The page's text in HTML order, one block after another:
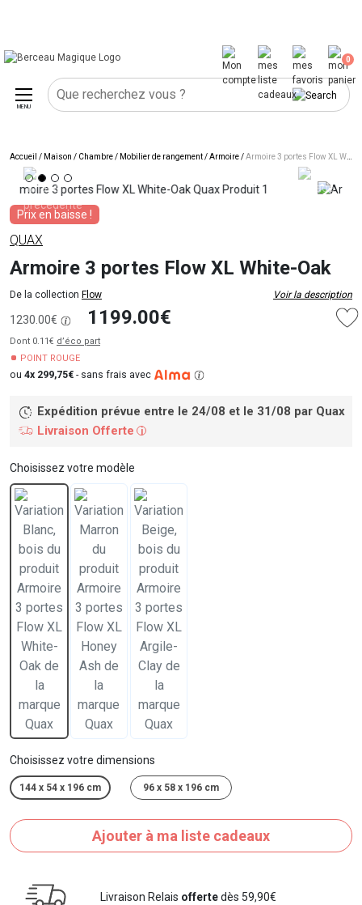
0
MENU
Accueil / Maison / Chambre/ Mobilier de rangement/Armoire/Armoire 3 portes Flow XL White-Oak
Prix en baisse !
QUAX
Armoire 3 portes Flow XL White-Oak
De la collection Flow Voir la description
1230.00€ 1199.00€
Dont 0.11€ d’éco part
POINT ROUGE
ou 4x 299,75€ - sans frais avec
Expédition prévue entre le 24/08 et le 31/08 par Quax
Livraison Offerte
i
Choisissez votre modèle
Choisissez votre dimensions
144 x 54 x 196 cm 96 x 58 x 196 cm
Ajouter à ma liste cadeaux
Livraison Relais offertedès 59,90€